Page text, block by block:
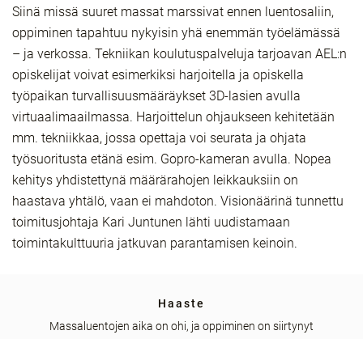
Siinä missä suuret massat marssivat ennen luentosaliin,
oppiminen tapahtuu nykyisin yhä enemmän työelämässä
– ja verkossa. Tekniikan koulutuspalveluja tarjoavan AEL:n
opiskelijat voivat esimerkiksi harjoitella ja opiskella
työpaikan turvallisuusmääräykset 3D-lasien avulla
virtuaalimaailmassa. Harjoittelun ohjaukseen kehitetään
mm. tekniikkaa, jossa opettaja voi seurata ja ohjata
työsuoritusta etänä esim. Gopro-kameran avulla. Nopea
kehitys yhdistettynä määrärahojen leikkauksiin on
haastava yhtälö, vaan ei mahdoton. Visionäärinä tunnettu
toimitusjohtaja Kari Juntunen lähti uudistamaan
toimintakulttuuria jatkuvan parantamisen keinoin.
Haaste
Massaluentojen aika on ohi, ja oppiminen on siirtynyt